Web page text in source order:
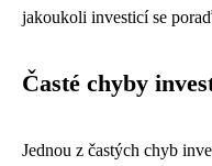
jakoukoli investicí se
Časté chyby
Jednou z častých chyb